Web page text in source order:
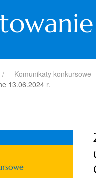
Komunikaty konkursowe
13.06.2024 r.